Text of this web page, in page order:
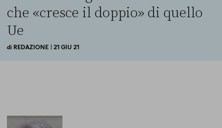
che «cresce il doppio» di quello
Ue
di REDAZIONE | 21 GIU 21